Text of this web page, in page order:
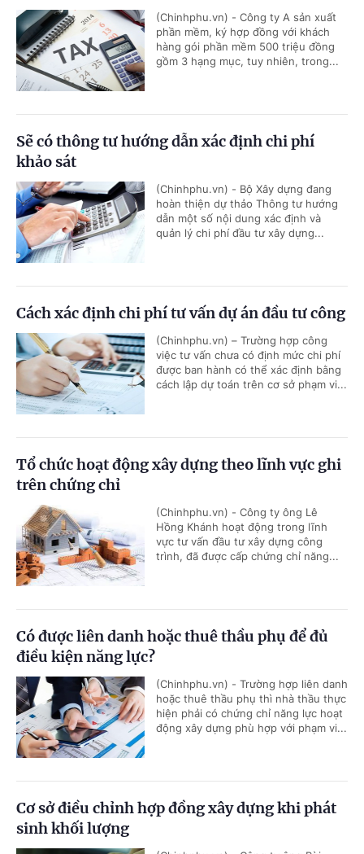
(Chinhphu.vn) - Công ty A sản xuất
phần mềm, ký hợp đồng với khách
hàng gói phần mềm 500 triệu đồng
gồm 3 hạng mục, tuy nhiên, trong...
Sẽ có thông tư hướng dẫn xác định chi phí
khảo sát
(Chinhphu.vn) - Bộ Xây dựng đang
hoàn thiện dự thảo Thông tư hướng
dẫn một số nội dung xác định và
quản lý chi phí đầu tư xây dựng...
Cách xác định chi phí tư vấn dự án đầu tư công
(Chinhphu.vn) – Trường hợp công
việc tư vấn chưa có định mức chi phí
được ban hành có thể xác định bằng
cách lập dự toán trên cơ sở phạm vi...
Tổ chức hoạt động xây dựng theo lĩnh vực ghi
trên chứng chỉ
(Chinhphu.vn) - Công ty ông Lê
Hồng Khánh hoạt động trong lĩnh
vực tư vấn đầu tư xây dựng công
trình, đã được cấp chứng chỉ năng...
Có được liên danh hoặc thuê thầu phụ để đủ
điều kiện năng lực?
(Chinhphu.vn) - Trường hợp liên danh
hoặc thuê thầu phụ thì nhà thầu thực
hiện phải có chứng chỉ năng lực hoạt
động xây dựng phù hợp với phạm vi...
Cơ sở điều chỉnh hợp đồng xây dựng khi phát
sinh khối lượng